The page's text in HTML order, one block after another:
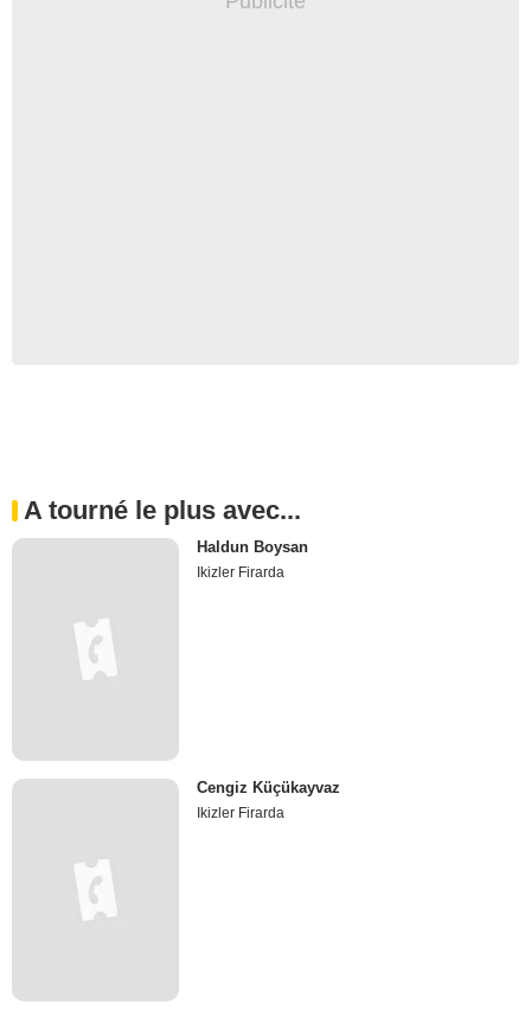
A tourné le plus avec...
Haldun Boysan
Ikizler Firarda
Cengiz Küçükayvaz
Ikizler Firarda